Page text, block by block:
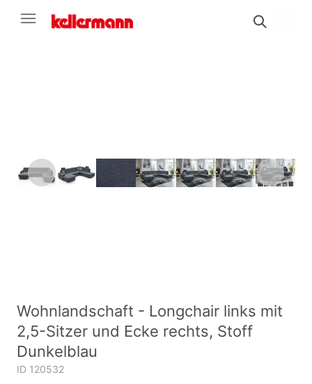
Wohnlandschaft - Longchair links mit
2,5-Sitzer und Ecke rechts, Stoff
Dunkelblau
ID 120532